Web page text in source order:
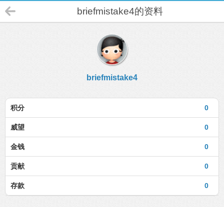
briefmistake4的资料
briefmistake4
0
积分
0
威望
0
金钱
0
贡献
0
存款